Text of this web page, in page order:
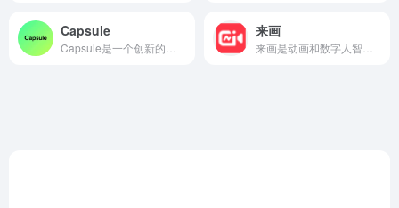
Capsule 来画